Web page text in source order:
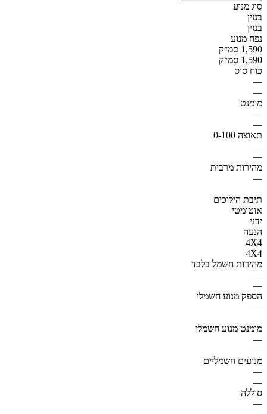
סוג מנוע
בנזין
בנזין
נפח מנוע
1,590 סמ״ק
1,590 סמ״ק
כוח סוס
—
—
מומנט
—
—
תאוצה 0-100
—
—
מהירות מרבית
—
—
תיבת הילוכים
אוטומטי
ידני
הנעה
4X4
4X4
מהירות חשמל בלבד
—
—
הספק מנוע חשמלי
—
—
מומנט מנוע חשמלי
—
—
מנועים חשמליים
—
—
סוללה
—